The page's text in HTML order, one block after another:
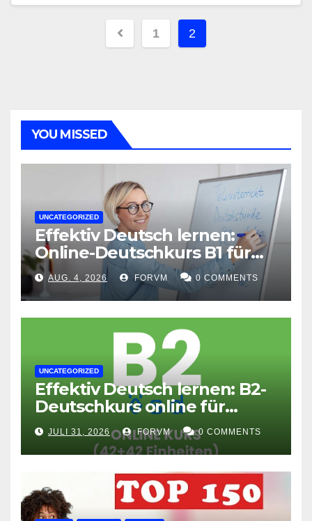
1 2
YOU MISSED
UNCATEGORIZED
Effektiv Deutsch lernen:
Online-Deutschkurs B1 für
flexible Lernerfolge
AUG. 4, 2026 FORVM 0 COMMENTS
UNCATEGORIZED
Effektiv Deutsch lernen: B2-
Deutschkurs online für
Fortgeschrittene
JULI 31, 2026 FORVM 0 COMMENTS